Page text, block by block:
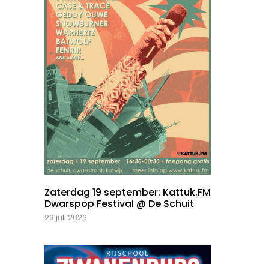
Zaterdag 19 september: Kattuk.FM
Dwarspop Festival @ De Schuit
26 juli 2026